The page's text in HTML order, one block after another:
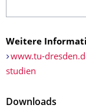
Weitere
www.tu-
studien
Downloads